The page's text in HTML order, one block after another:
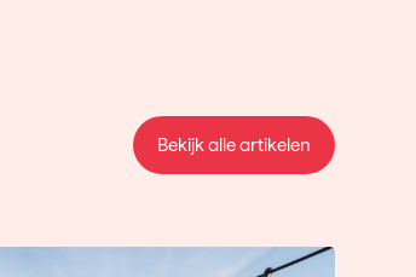
Bekijk alle artikelen